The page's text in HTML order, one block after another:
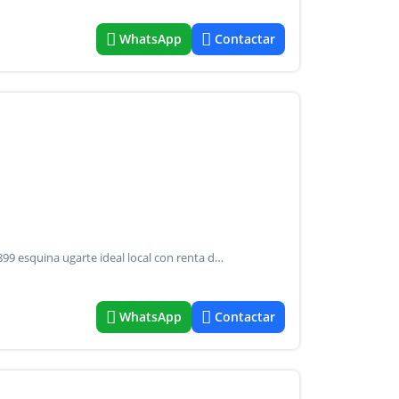
WhatsApp Contactar
Terreno en esquina tigre av. Santa maría de las conchas 3899 esquina ugarte ideal local con renta del 9% anual excelente lote en esquina con gran visibilidad sobre una de las arterias principales de tigre, ideal para desarrollo comercial. Superficie aproximada: 600 m2 ubicación estratégica con alto flujo vehicular gran frente y exposición ideal para desarrollo de local comercial de hasta 200 m2 con cocheras. El lote presenta una rentabilidad aproximada del 9%, manteniendo un excelente aprovechamiento para proyecto. Oportunidad ideal para inversores y desarrolladores que busquen posicionarse en una zona en crecimiento con alto potencial comercial. Martillero maximiliano miguel d'aria matrícula cmcpsi n 6886 av. Libertador 4189 - la lucila - prov. De bs. As. Matrícula cucicba n 8264 av. Juramento 1775 - belgrano - caba
WhatsApp Contactar